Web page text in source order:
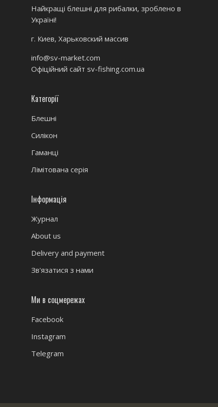
Найкращі блешні для рибалки, зроблено в
Україні!
г. Киев, Харьковский массив
info@sv-market.com
Офіційний сайт sv-fishing.com.ua
Категорії
Блешні
Силікон
Гаманці
Лімітована серія
Інформація
Журнал
About us
Delivery and payment
Зв'язатися з нами
Ми в соцмережах
Facebook
Instagram
Telegram